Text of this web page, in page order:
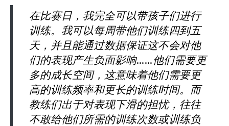
在比赛日，我完全可以带孩子们进行
训练。我可以每周带他们训练四到五
天，并且能通过数据保证这不会对他
们的表现产生负面影响……他们需要更
多的成长空间，这意味着他们需要更
高的训练频率和更长的训练时间。而
教练们出于对表现下滑的担忧，往往
不敢给他们所需的训练次数或训练负